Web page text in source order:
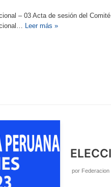
– 03 Acta de sesión del
Leer más »
por Federacion